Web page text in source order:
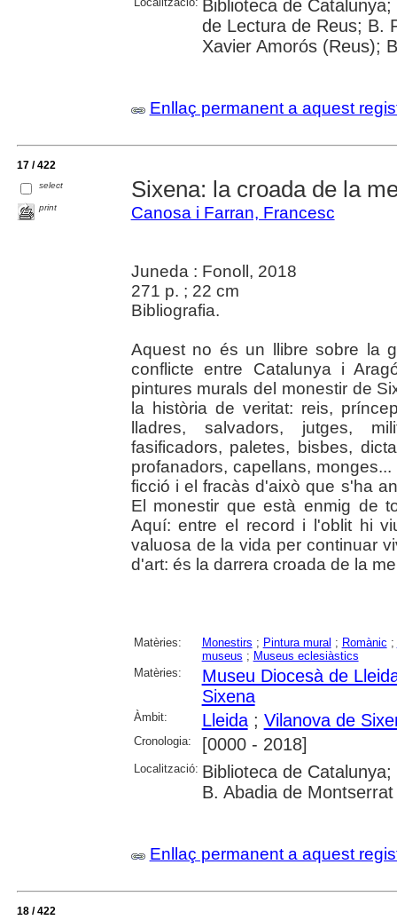
Biblioteca de
de Lectura de Reus; B.
Xavier Amorós (Reus);
Enllaç permanent a aquest
17 / 422
select
print
Sixena: la croada de la
Canosa i Farran, Francesc
Juneda : Fonoll, 2018
271 p. ; 22 cm
Bibliografia.
Aquest no és un llibre sobre la
conflicte entre Catalunya i
pintures murals del monestir de
la història de veritat: reis,
lladres, salvadors, jutges,
fasificadors, paletes, bisbes,
profanadors, capellans,
ficció i el fracàs d'això que s'ha
El monestir que està enmig de
Aquí: entre el record i l'oblit hi
valuosa de la vida per continuar
d'art: és la darrera croada de la
Matèries: Monestirs ; Pintura mural ; Romànic ;
museus ; Museus eclesiàstics
Matèries:
Museu Diocesà de
Sixena
Àmbit: Lleida; Vilanova de
Cronologia: [0000 - 2018]
Localització: Biblioteca de
B. Abadia de Montserrat
Enllaç permanent a aquest
18 / 422